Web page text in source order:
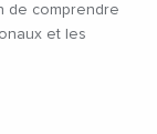
de comprendre
et les